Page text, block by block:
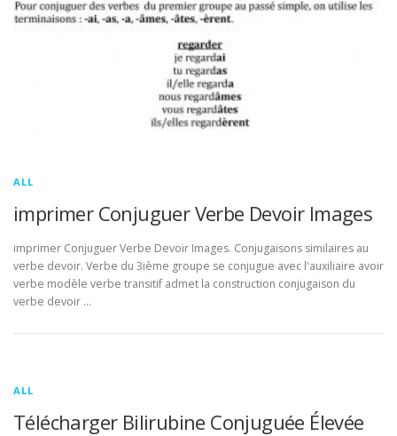
ALL
imprimer Conjuguer Verbe Devoir Images
imprimer Conjuguer Verbe Devoir Images. Conjugaisons similaires au
verbe devoir. Verbe du 3ième groupe se conjugue avec l'auxiliaire avoir
verbe modèle verbe transitif admet la construction conjugaison du
verbe devoir …
ALL
Télécharger Bilirubine Conjuguée Élevée